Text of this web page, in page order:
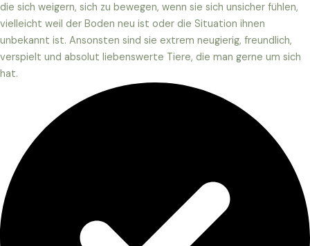
die sich weigern, sich zu bewegen, wenn sie sich unsicher fühlen,
vielleicht weil der Boden neu ist oder die Situation ihnen
unbekannt ist. Ansonsten sind sie extrem neugierig, freundlich,
verspielt und absolut liebenswerte Tiere, die man gerne um sich
hat.